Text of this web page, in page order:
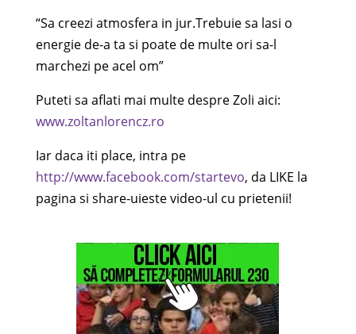
“Sa creezi atmosfera in jur.Trebuie sa lasi o
energie de-a ta si poate de multe ori sa-l
marchezi pe acel om”
Puteti sa aflati mai multe despre Zoli aici:
www.zoltanlorencz.ro
Iar daca iti place, intra pe
http://www.facebook.com/startevo, da LIKE la
pagina si share-uieste video-ul cu prietenii!